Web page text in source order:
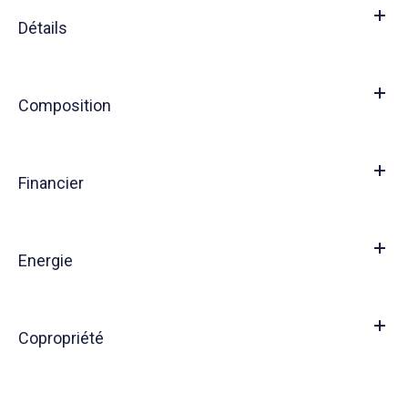
Détails
Composition
Financier
Energie
Copropriété